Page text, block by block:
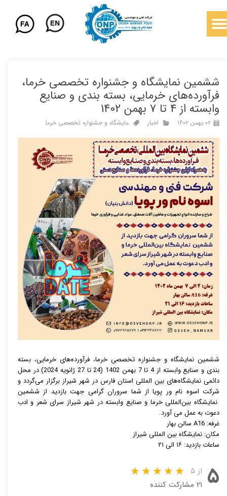
ششمین نمایشگاه و جشنواره تخصصی خرما،
فرآورده‌های خرمایی، بسته بندی و صنایع
وابسته از 4 تا 7 بهمن 1402
۰۲ بهمن ۱۴۰۲ اخبار مایشگاه و جشنواره تخصصی خرما
ششمین نمایشگاه و جشنواره تخصصی خرما، فرآورده‌های خرمایی، بسته
بندی و صنایع وابسته از 4 تا 7 بهمن 1402 (24 تا 27 ژانویه 2024) در محل
دائمی نمایشگاه‌های بین المللی استان فارس در شهر شیراز برگزار می‌گردد و
شرکت اسوه نام ور پویا از شما سروران گرامی جهت بازدید از ششمین
نمایشگاه بین‌المللی خرما و صنایع وابسته در شهر شیراز سرای شعر و ادب
دعوت به عمل می آورد.
غرفه: A16 سالن بهار
مکان: نمایشگاه بین المللی شیراز
ساعات بازدید: ۱۶ الی ۲۱
۵ از ۵
۲۱ مشارکت کننده